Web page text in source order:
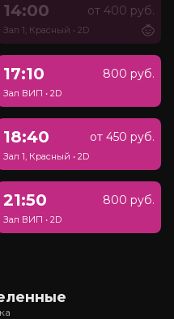
14:00 от 400 руб.
Зал 1, Красный • 2D
17:10 800 руб.
Зал ВИП • 2D
18:40 от 450 руб.
Зал 1, Красный • 2D
21:50 800 руб.
Зал ВИП • 2D